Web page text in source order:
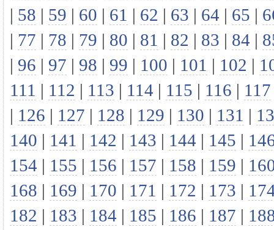
| 58 | 59 | 60 | 61 | 62 | 63 | 64 | 65 |
| 77 | 78 | 79 | 80 | 81 | 82 | 83 | 84 |
| 96 | 97 | 98 | 99 | 100 | 101 | 102 |
111 | 112 | 113 | 114 | 115 | 116 | 117
| 126 | 127 | 128 | 129 | 130 | 131 |
140 | 141 | 142 | 143 | 144 | 145 |
154 | 155 | 156 | 157 | 158 | 159 |
168 | 169 | 170 | 171 | 172 | 173 |
182 | 183 | 184 | 185 | 186 | 187 |